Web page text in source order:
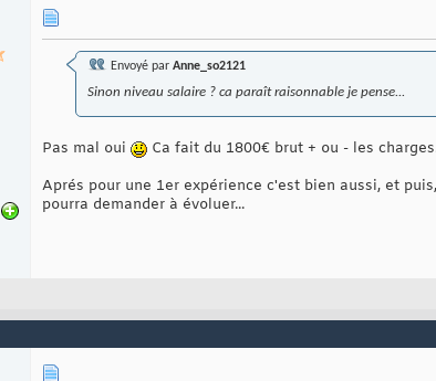
Envoyé par Anne_so2121
Sinon niveau salaire ? ca paraît raisonnable je pense...
Pas mal oui
Ca fait du 1800€ brut + ou - les
Aprés pour une 1er expérience c'est bien aussi, et
pourra demander à évoluer...